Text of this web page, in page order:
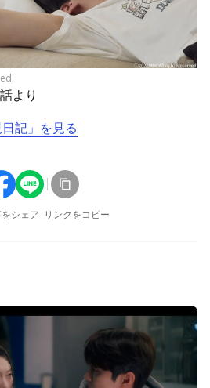
より
記」を見る
シェア リンクをコピー